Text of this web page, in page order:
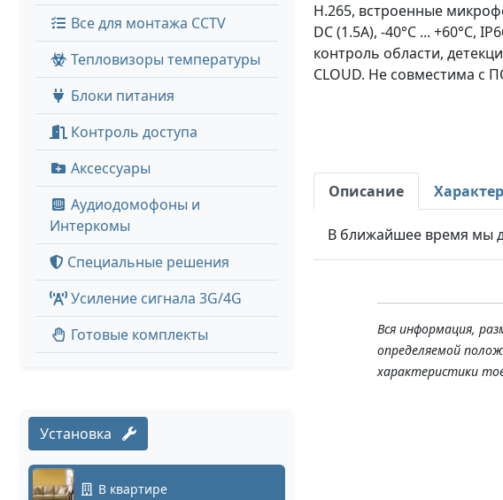
Все для монтажа CCTV
Тепловизоры температуры
Блоки питания
Контроль доступа
Аксессуары
Аудиодомофоны и
Интеркомы
Специальные решения
Усиление сигнала 3G/4G
Готовые комплекты
Установка
В квартире
H.265, встроенные
DC (1.5A), -40°C ... +60°C,
контроль области,
CLOUD. Не совместима с
Описание
В ближайшее время мы
Вся информация,
определяемой
характеристики